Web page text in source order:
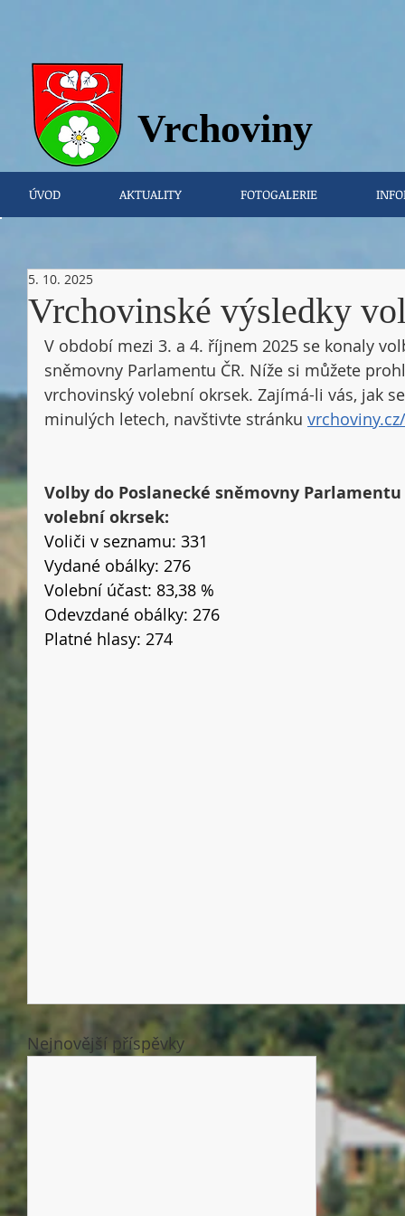
ÚVOD AKTUALITY FOTOGALERIE
Vrchoviny
Vrchovinské výsledky
5. 10. 2025
V období mezi 3. a 4. říjnem 2025 se konaly
sněmovny Parlamentu ČR. Níže si můžete
vrchovinský volební okrsek. Zajímá-li vás, jak
minulých letech, navštivte stránku
Volby do Poslanecké sněmovny
volební okrsek:
Voliči v seznamu: 331
Vydané obálky: 276
Volební účast: 83,38 %
Odevzdané obálky: 276
Platné hlasy: 274
Nejnovější příspěvky